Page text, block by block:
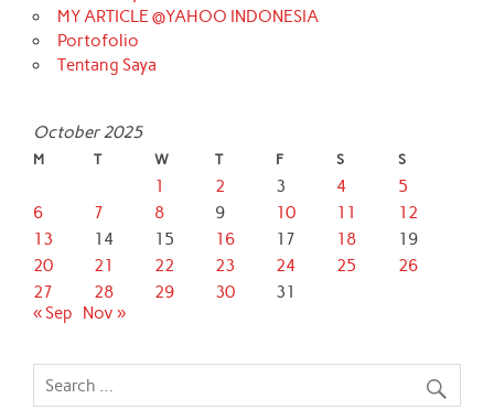
MY ARTICLE @YAHOO INDONESIA
Portofolio
Tentang Saya
October 2025
M T W T F S S
1 2 3 4
5
6
7 8 9 10 11
12
13
14 15 16 17 18
19
20
21 22 23 24 25
26
27
28 29 30
31
« Sep
Nov »